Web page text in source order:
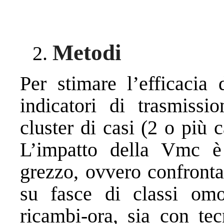
Metodi
Per stimare
indicatori di
cluster di casi (2 o più
L’impatto della Vmc
grezzo, ovvero
su fasce di classi
ricambi-ora, sia con